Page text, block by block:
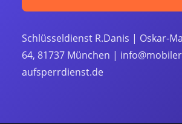
Schlüsseldienst R.Danis | Oskar-
64, 81737 München |
aufsperrdienst.de